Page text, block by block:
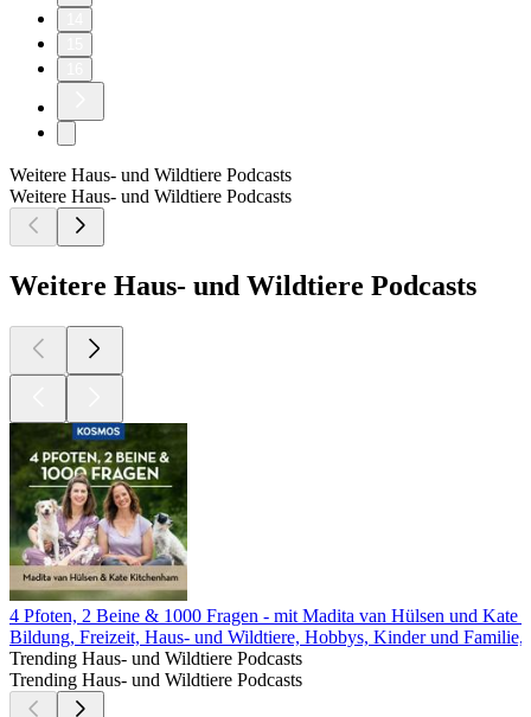
Weitere Haus- und Wildtiere Podcasts
Weitere Haus- und Wildtiere Podcasts
Weitere Haus- und Wildtiere Podcasts
4 Pfoten, 2 Beine & 1000 Fragen - mit Madita van Hülsen und Kate
Bildung, Freizeit, Haus- und Wildtiere, Hobbys, Kinder und Familie,
Trending Haus- und Wildtiere Podcasts
Trending Haus- und Wildtiere Podcasts